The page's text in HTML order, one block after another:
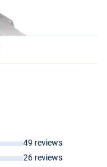
49 reviews
26 reviews